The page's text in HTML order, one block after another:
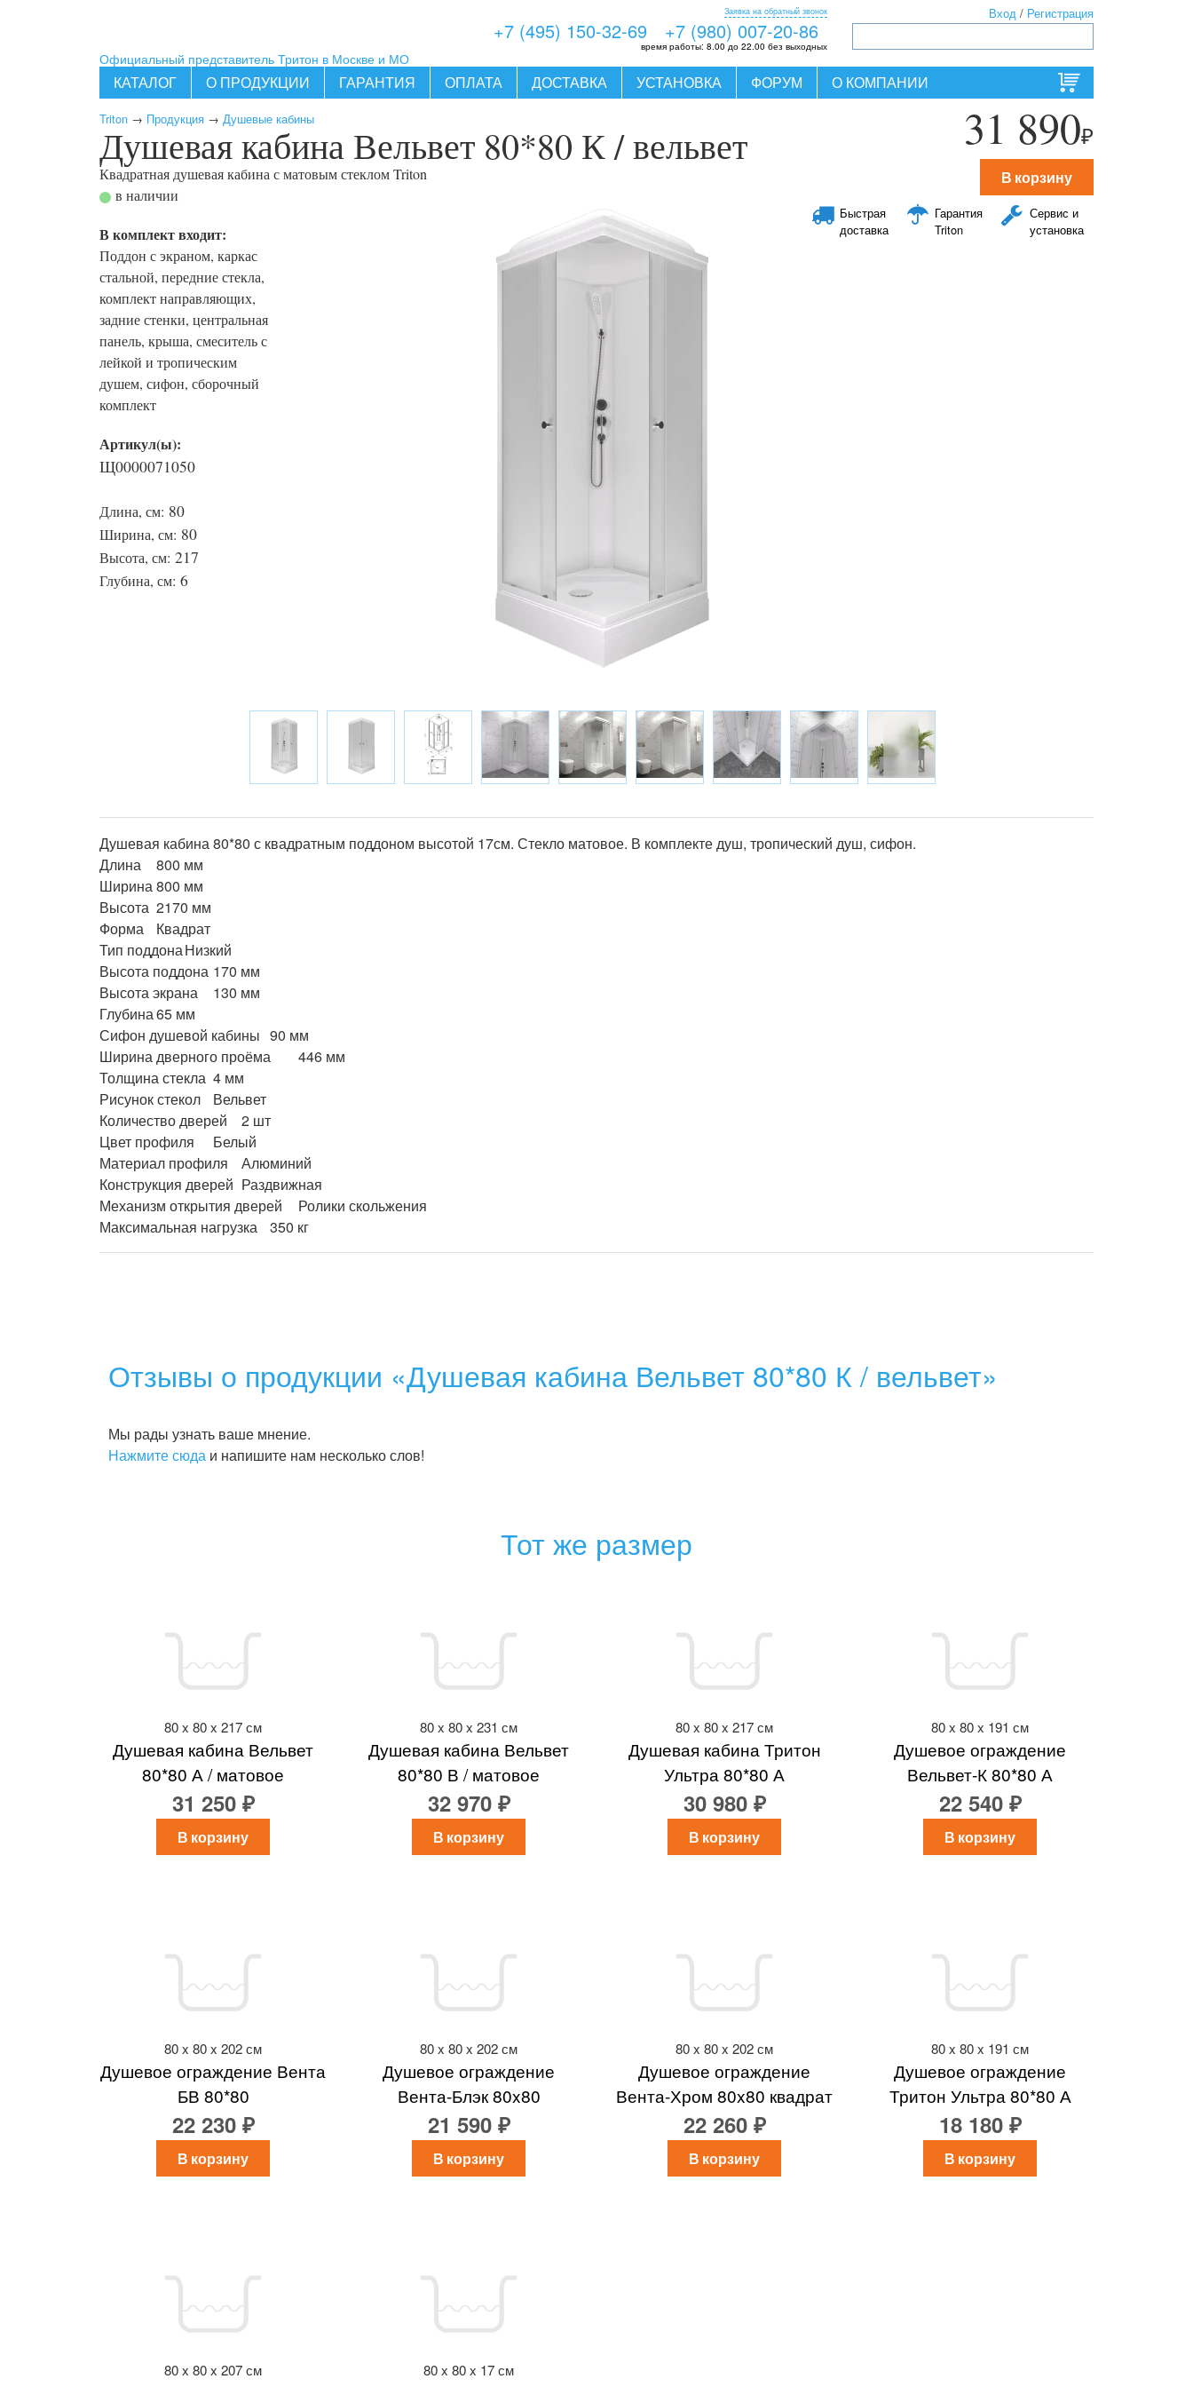
Официальный представитель Тритон в Москве и МО
+7 (495) 150-32-69 +7 (980) 007-20-86
Заявка на обратный звонок
время работы: 8.00 до 22.00 без выходных
Вход / Регистрация
КАТАЛОГ О ПРОДУКЦИИ ГАРАНТИЯ ОПЛАТА ДОСТАВКА УСТАНОВКА ФОРУМ О КОМПАНИИ
Triton → Продукция → Душевые кабины
Душевая кабина Вельвет 80*80 К / вельвет
Квадратная душевая кабина с матовым стекломTriton
в наличии
В комплект входит:
Поддон с экраном, каркас
стальной, передние стекла,
комплект направляющих,
задние стенки, центральная
панель, крыша, смеситель с
лейкой и тропическим
душем, сифон, сборочный
комплект
Артикул(ы):
Щ0000071050
Длина, см: 80
Ширина, см: 80
Высота, см: 217
Глубина, см: 6
31 890₽
В корзину
Быстрая
доставка
Гарантия
Triton
Сервис и
установка
Душевая кабина 80*80 с квадратным поддоном высотой 17см. Стекло матовое. В комплекте душ, тропический душ, сифон.
Длина	800 мм
Ширина	800 мм
Высота	2170 мм
Форма	Квадрат
Тип поддона	Низкий
Высота поддона	170 мм
Высота экрана	130 мм
Глубина	65 мм
Сифон душевой кабины	90 мм
Ширина дверного проёма	446 мм
Толщина стекла	4 мм
Рисунок стекол	Вельвет
Количество дверей	2 шт
Цвет профиля	Белый
Материал профиля	Алюминий
Конструкция дверей	Раздвижная
Механизм открытия дверей	Ролики скольжения
Отзывы о продукции «Душевая кабина Вельвет 80*80 К / вельвет»
Мы рады узнать ваше мнение.
Нажмите сюда и напишите нам несколько слов!
Тот же размер
80 x 80 x 217 см
Душевая кабина Вельвет
80*80 А / матовое
31 250 ₽
В корзину
80 x 80 x 231 см
Душевая кабина Вельвет
80*80 В / матовое
32 970 ₽
В корзину
80 x 80 x 217 см
Душевая кабина Тритон
Ультра 80*80 А
30 980 ₽
В корзину
80 x 80 x 191 см
Душевое ограждение
Вельвет-К 80*80 А
22 540 ₽
В корзину
80 x 80 x 202 см
Душевое ограждение Вента
БВ 80*80
22 230 ₽
В корзину
80 x 80 x 202 см
Душевое ограждение
Вента-Блэк 80x80
21 590 ₽
В корзину
80 x 80 x 202 см
Душевое ограждение
Вента-Хром 80x80 квадрат
22 260 ₽
В корзину
80 x 80 x 191 см
Душевое ограждение
Тритон Ультра 80*80 А
18 180 ₽
В корзину
80 x 80 x 207 см 80 x 80 x 17 см